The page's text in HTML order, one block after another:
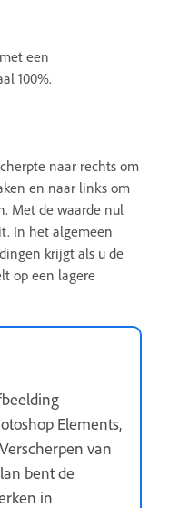
een
100%.
naar rechts om
en naar links om
Met de waarde nul
In het algemeen
krijgt als u de
op een lagere
Elements,
van
bent de
in